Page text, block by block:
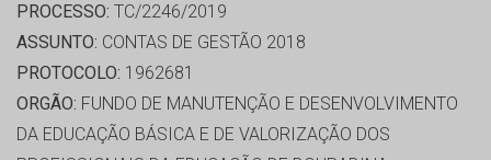
PROCESSO: TC/2246/2019
ASSUNTO: CONTAS DE GESTÃO 2018
PROTOCOLO: 1962681
ORGÃO: FUNDO DE MANUTENÇÃO E DESENVOLVIMENTO
DA EDUCAÇÃO BÁSICA E DE VALORIZAÇÃO DOS